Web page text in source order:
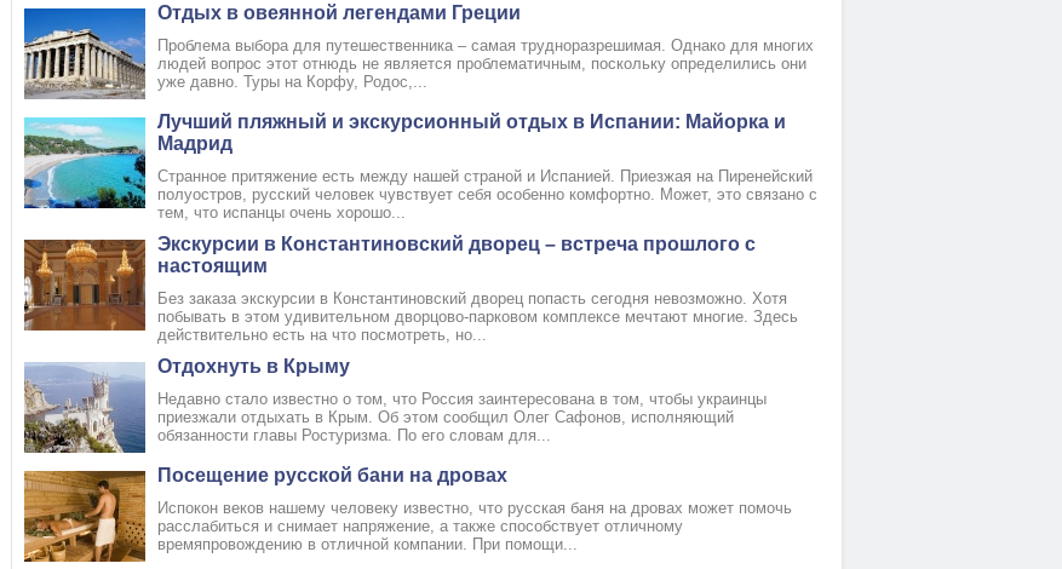
3(DBL) Номер 4(TWIN) Номер 5(TWIN)
Отдых в овеянной легендами Греции
Проблема выбора для путешественника – самая трудноразрешимая. Однако для многих
людей вопрос этот отнюдь не является проблематичным, поскольку определились они
уже давно. Туры на Корфу, Родос,...
Лучший пляжный и экскурсионный отдых в Испании: Майорка и
Мадрид
Странное притяжение есть между нашей страной и Испанией. Приезжая на Пиренейский
полуостров, русский человек чувствует себя особенно комфортно. Может, это связано с
тем, что испанцы очень хорошо...
Экскурсии в Константиновский дворец – встреча прошлого с
настоящим
Без заказа экскурсии в Константиновский дворец попасть сегодня невозможно. Хотя
побывать в этом удивительном дворцово-парковом комплексе мечтают многие. Здесь
действительно есть на что посмотреть, но...
Отдохнуть в Крыму
Недавно стало известно о том, что Россия заинтересована в том, чтобы украинцы
приезжали отдыхать в Крым. Об этом сообщил Олег Сафонов, исполняющий
обязанности главы Ростуризма. По его словам для...
Посещение русской бани на дровах
Испокон веков нашему человеку известно, что русская баня на дровах может помочь
расслабиться и снимает напряжение, а также способствует отличному
времяпровождению в отличной компании. При помощи...